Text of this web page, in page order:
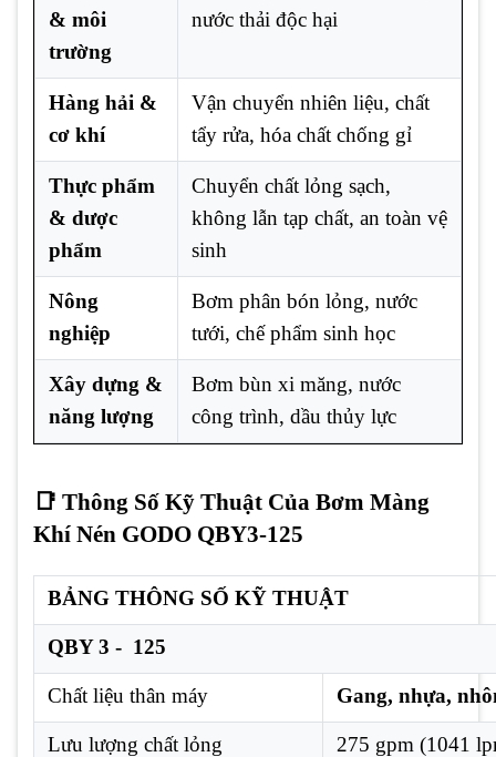
& môi
trường
nước thải độc hại
Hàng hải &
cơ khí
Vận chuyển nhiên liệu, chất
tẩy rửa, hóa chất chống gỉ
Thực phẩm
& dược
phẩm
Chuyển chất lỏng sạch,
không lẫn tạp chất, an toàn vệ
sinh
Nông
nghiệp
Bơm phân bón lỏng, nước
tưới, chế phẩm sinh học
Xây dựng &
năng lượng
Bơm bùn xi măng, nước
công trình, dầu thủy lực
📑 Thông Số Kỹ Thuật Của Bơm Màng
Khí Nén GODO QBY3-125
BẢNG THÔNG SỐ KỸ THUẬT
QBY 3 - 125
Chất liệu thân máy Gang, nhựa,
Lưu lượng chất lỏng 275 gpm (1041